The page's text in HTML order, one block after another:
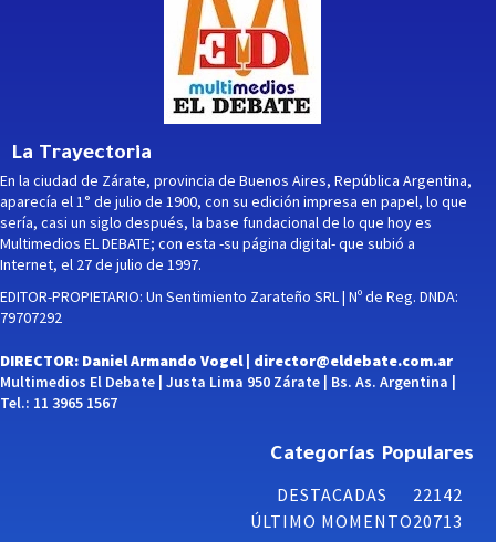
La Trayectoria
En la ciudad de Zárate, provincia de Buenos Aires, República Argentina,
aparecía el 1° de julio de 1900, con su edición impresa en papel, lo que
sería, casi un siglo después, la base fundacional de lo que hoy es
Multimedios EL DEBATE; con esta -su página digital- que subió a
Internet, el 27 de julio de 1997.
EDITOR-PROPIETARIO: Un Sentimiento Zarateño SRL | Nº de Reg. DNDA:
79707292
DIRECTOR: Daniel Armando Vogel | director@eldebate.com.ar
Multimedios El Debate | Justa Lima 950 Zárate | Bs. As. Argentina |
Tel.: 11 3965 1567
Categorías Populares
DESTACADAS
22142
ÚLTIMO MOMENTO20713